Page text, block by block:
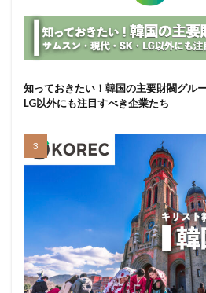
知っておきたい！韓国の主要財閥グル
LG以外にも注目すべき企業たち